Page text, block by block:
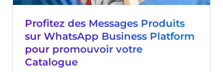
Profitez des Messages Produits
sur WhatsApp Business Platform
pour promouvoir votre
Catalogue